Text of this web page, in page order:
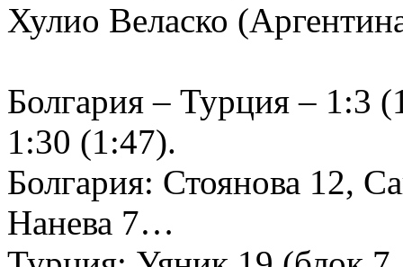
Хулио Веласко
Болгария – Турция – 1:3
1:30 (1:47).
Болгария: Стоянова 12,
Нанева 7…